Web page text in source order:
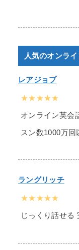
人気のオンラ
レアジョブ
★★★★★
オンライン英会
スン数1000万回
ラングリッチ
★★★★★
じっくり話せる